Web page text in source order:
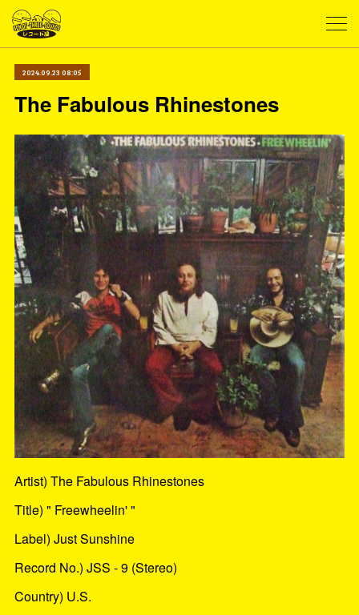
2024.09.23 08:05
The Fabulous Rhinestones
Artist) The Fabulous Rhinestones
Title) " Freewheelin' "
Label) Just Sunshine
Record No.) JSS - 9 (Stereo)
Country) U.S.